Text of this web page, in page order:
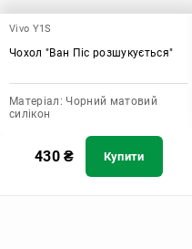
Vivo Y1S
Чохол "Ван Піс розшукується"
Матеріал: Чорний матовий
силікон
430₴ Купити